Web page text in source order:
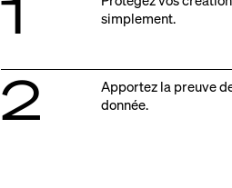
simplement.
2
Apportez la preuve
donnée.